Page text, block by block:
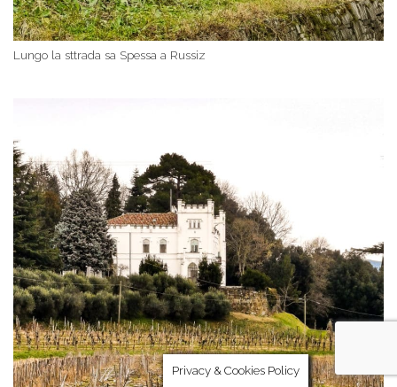
Lungo la sttrada sa Spessa a Russiz
Privacy & Cookies Policy